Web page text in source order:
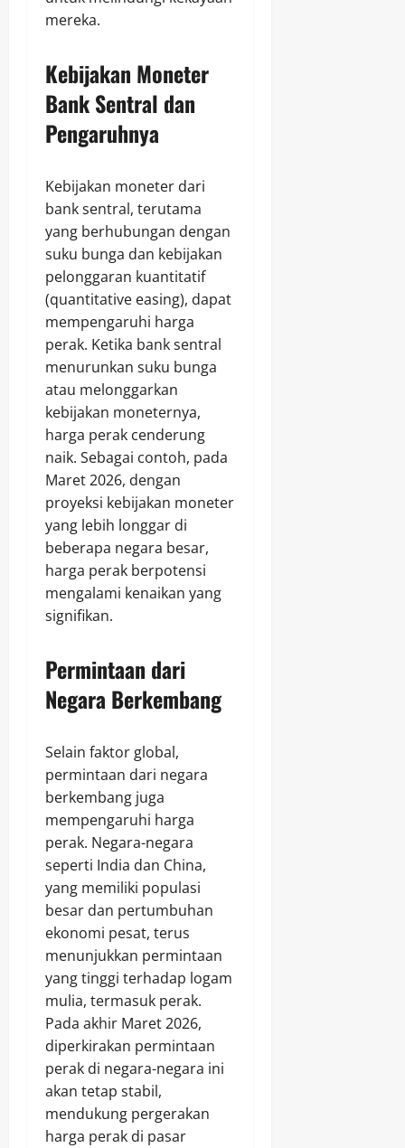
mereka.
Kebijakan Moneter
Bank Sentral dan
Pengaruhnya
Kebijakan moneter dari
bank sentral, terutama
yang berhubungan dengan
suku bunga dan kebijakan
pelonggaran kuantitatif
(quantitative easing), dapat
mempengaruhi harga
perak. Ketika bank sentral
menurunkan suku bunga
atau melonggarkan
kebijakan moneternya,
harga perak cenderung
naik. Sebagai contoh, pada
Maret 2026, dengan
proyeksi kebijakan moneter
yang lebih longgar di
beberapa negara besar,
harga perak berpotensi
mengalami kenaikan yang
signifikan.
Permintaan dari
Negara Berkembang
Selain faktor global,
permintaan dari negara
berkembang juga
mempengaruhi harga
perak. Negara-negara
seperti India dan China,
yang memiliki populasi
besar dan pertumbuhan
ekonomi pesat, terus
menunjukkan permintaan
yang tinggi terhadap logam
mulia, termasuk perak.
Pada akhir Maret 2026,
diperkirakan permintaan
perak di negara-negara ini
akan tetap stabil,
mendukung pergerakan
harga perak di pasar